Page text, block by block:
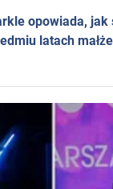
opowiada, jak
latach